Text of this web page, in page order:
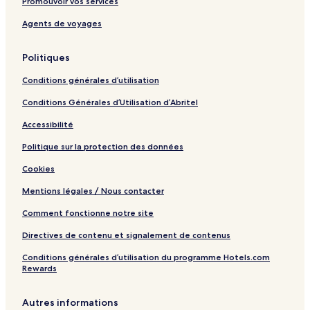
e
n
o
l
y
c
a
d
e
i
E
c
h
a
n
e
s
e
I
H
a
n
n
l
o
u
Agents de voyages
Politiques
Conditions générales d’utilisation
Conditions Générales d’Utilisation d’Abritel
Accessibilité
Politique sur la protection des données
Cookies
Mentions légales / Nous contacter
Comment fonctionne notre site
Directives de contenu et signalement de contenus
Conditions générales d’utilisation du programme Hotels.com
Rewards
Autres informations